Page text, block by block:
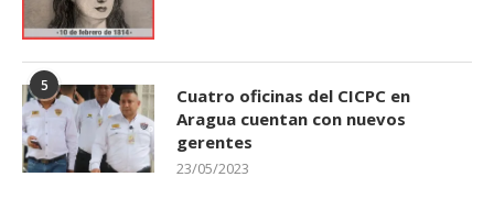
5
Cuatro oficinas del CICPC en
Aragua cuentan con nuevos
gerentes
23/05/2023